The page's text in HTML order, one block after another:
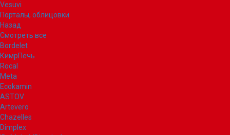
Vesuvi
Порталы, облицовки
Назад
Смотреть все
Bordelet
КимрПечь
Rocal
Meta
Ecokamin
ASTOV
Artevero
Chazelles
Dimplex